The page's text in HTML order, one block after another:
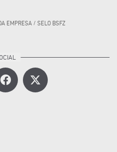
EMPRESA/ SELO BSFZ